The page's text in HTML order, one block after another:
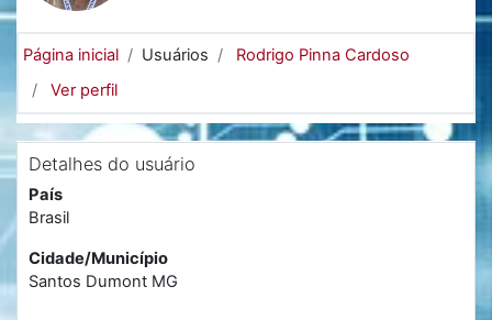
Página inicial Usuários
Rodrigo Pinna Cardoso
Ver perfil
Detalhes do usuário
País
Brasil
Cidade/Município
Santos Dumont MG